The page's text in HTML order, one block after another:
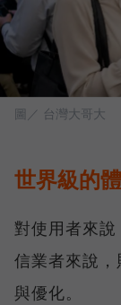
圖／ 台灣大哥大
世界級的
對使用者來
信業者來說
與優化。